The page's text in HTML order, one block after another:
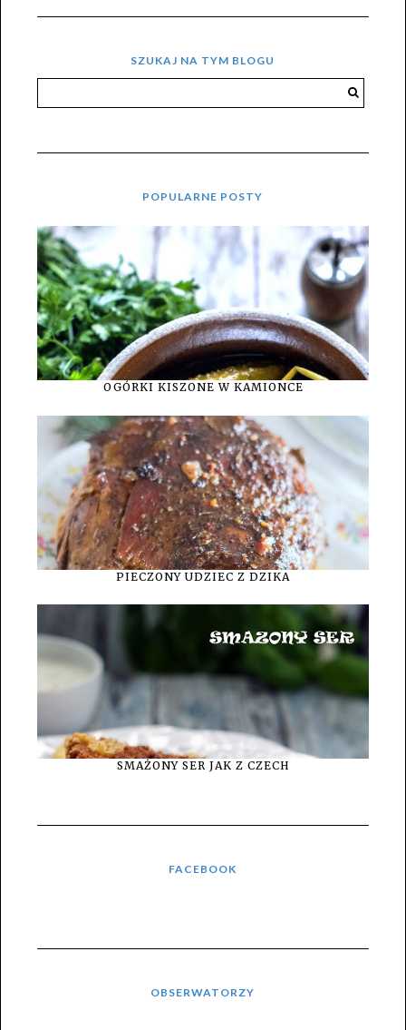
SZUKAJ NA TYM BLOGU
POPULARNE POSTY
OGÓRKI KISZONE W KAMIONCE
PIECZONY UDZIEC Z DZIKA
SMAŻONY SER JAK Z CZECH
FACEBOOK
OBSERWATORZY